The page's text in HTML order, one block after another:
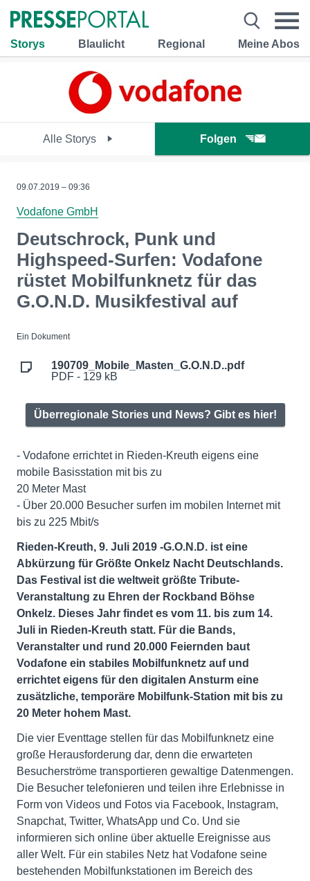
Storys Blaulicht Regional Meine Abos
Alle Storys Folgen
09.07.2019 – 09:36
Vodafone GmbH
Deutschrock, Punk und
Highspeed-Surfen: Vodafone
rüstet Mobilfunknetz für das
G.O.N.D. Musikfestival auf
Ein Dokument
190709_Mobile_Masten_G.O.N.D..pdf
PDF - 129 kB
Überregionale Stories und News? Gibt es hier!
- Vodafone errichtet in Rieden-Kreuth eigens eine
mobile Basisstation mit bis zu
20 Meter Mast
- Über 20.000 Besucher surfen im mobilen Internet mit
bis zu 225 Mbit/s
Rieden-Kreuth, 9. Juli 2019 -G.O.N.D. ist eine
Abkürzung für Größte Onkelz Nacht Deutschlands.
Das Festival ist die weltweit größte Tribute-
Veranstaltung zu Ehren der Rockband Böhse
Onkelz. Dieses Jahr findet es vom 11. bis zum 14.
Juli in Rieden-Kreuth statt. Für die Bands,
Veranstalter und rund 20.000 Feiernden baut
Vodafone ein stabiles Mobilfunknetz auf und
errichtet eigens für den digitalen Ansturm eine
zusätzliche, temporäre Mobilfunk-Station mit bis zu
20 Meter hohem Mast.
Die vier Eventtage stellen für das Mobilfunknetz eine
große Herausforderung dar, denn die erwarteten
Besucherströme transportieren gewaltige Datenmengen.
Die Besucher telefonieren und teilen ihre Erlebnisse in
Form von Videos und Fotos via Facebook, Instagram,
Snapchat, Twitter, WhatsApp und Co. Und sie
informieren sich online über aktuelle Ereignisse aus
aller Welt. Für ein stabiles Netz hat Vodafone seine
bestehenden Mobilfunkstationen im Bereich des